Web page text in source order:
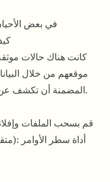
في بعض
كانت هناك حالات
موقعهم من خلال
تحتوي على بيانات GPS المضمنة أن تكشف عن عنوان منزلك.